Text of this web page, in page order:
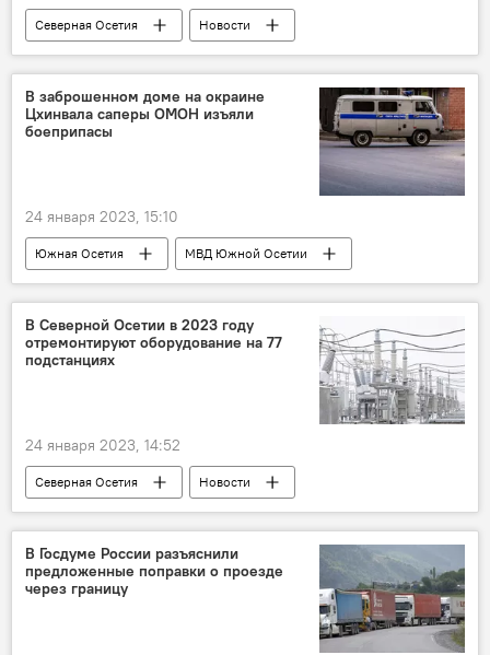
Северная Осетия Новости
В заброшенном доме на окраине
Цхинвала саперы ОМОН изъяли
боеприпасы
24 января 2023, 15:10
Южная Осетия
МВД Южной Осетии
Новости
Цхинвал
В Северной Осетии в 2023 году
отремонтируют оборудование на 77
подстанциях
24 января 2023, 14:52
Северная Осетия
Новости
"Россети Северный Кавказ"
Общество
В Госдуме России разъяснили
предложенные поправки о проезде
через границу